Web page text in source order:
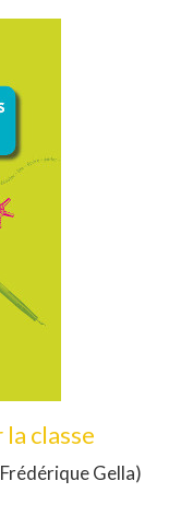
classe
Gella)